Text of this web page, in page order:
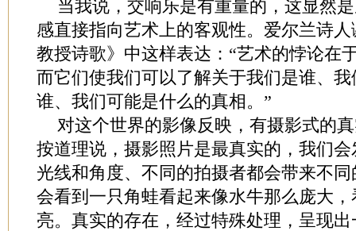
当我说，交响乐是有重量的，这显然
感直接指向艺术上的客观性。爱尔兰诗
教授诗歌》中这样表达：“艺术的悖论在
而它们使我们可以了解关于我们是谁、
谁、我们可能是什么的真相。”
对这个世界的影像反映，有摄影式的
按道理说，摄影照片是最真实的，我们
光线和角度、不同的拍摄者都会带来不
会看到一只角蛙看起来像水牛那么庞大
亮。真实的存在，经过特殊处理，呈现